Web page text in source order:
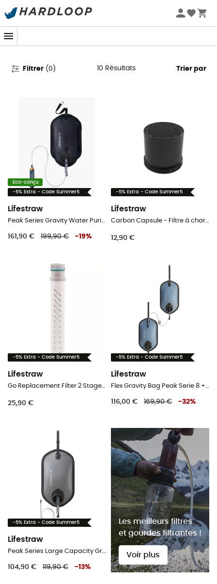
Promos d'été 🔥 -5 % EXTRA dès 2 produits* code Summer5
Filtres à eau Lifestraw
Filtrer (0 ) 10 Résultats Trier par
Eco-conçu
-5% Extra - Code Summer5
Lifestraw
Peak Series Gravity Water Purifier Filtre + 8 L - Filtre à eau
161,90 € 199,90 € -19%
-5% Extra - Code Summer5
Lifestraw
Carbon Capsule - Filtre à charbon de remplacement
12,90 €
-5% Extra - Code Summer5
Lifestraw
Go Replacement Filter 2 Stages - Filtre de remplacement charbon
25,90 €
-5% Extra - Code Summer5
Lifestraw
Flex Gravity Bag Peak Serie 8 + 8L - Filtre à eau
116,00 € 169,90 € -32%
-5% Extra - Code Summer5
Lifestraw
Peak Series Large Capacity Gravity Water Filter System 8 L - Filtre à eau
104,90 € 119,90 € -13%
Les meilleurs filtres
et gourdes filtrantes !
Voir plus